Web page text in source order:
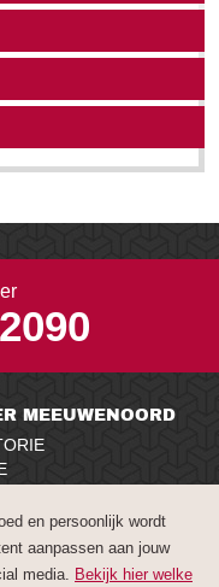
MEEUWENOORD
EN MVO
en persoonlijk wordt
aanpassen aan jouw
media. Bekijk hier welke